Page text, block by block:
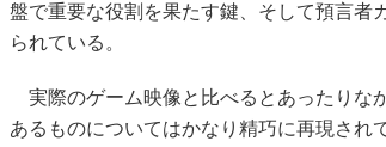
盤で重要な役割を果たす鍵、そして預言者
られている。
実際のゲーム映像と比べるとあったりな
あるものについてはかなり精巧に再現され